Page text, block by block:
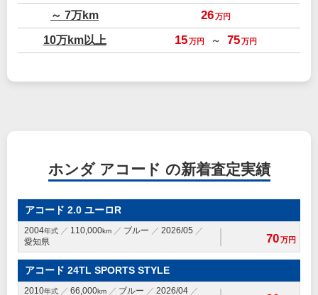
～ 7万km 26万円
10万km以上 15万円 ～ 75万円
ホンダ アコード の新着査定実績
アコード 2.0 ユーロR
2004年式 110,000km ブルー
2026/05
愛知県
70万円
アコード 24TL SPORTS STYLE
2010年式 66,000km ブルー
2026/04